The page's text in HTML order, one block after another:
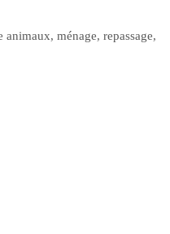
ménage, repassage,